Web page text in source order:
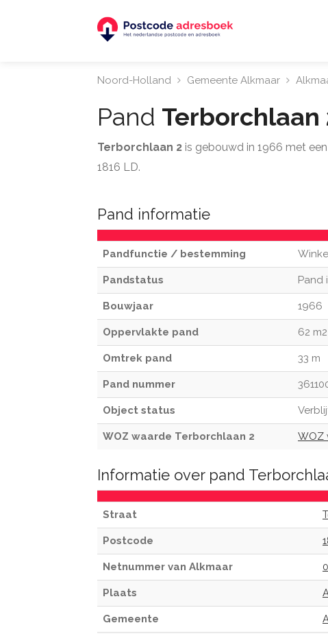
Noord-Holland Gemeente Alkmaar
Pand Terborchlaan
Terborchlaan 2 is gebouwd in 1966 met
1816 LD.
Pand informatie
Pandfunctie / bestemming
Pandstatus Pand
Bouwjaar 1966
Oppervlakte pand 62 m2
Omtrek pand 33 m
Pand nummer
Object status
WOZ waarde Terborchlaan 2 WOZ
Informatie over pand
Straat
Postcode
Netnummer van Alkmaar
Plaats
Gemeente